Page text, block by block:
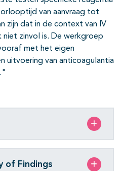
van aanvraag tot
zijn dat in de context van IV
zinvol is. De werkgroep
met het eigen
uitvoering van anticoagulantia
of Findings